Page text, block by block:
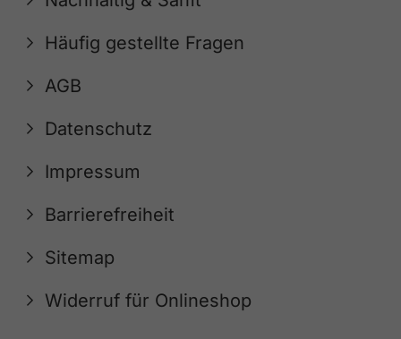
Häufig gestellte Fragen
AGB
Datenschutz
Impressum
Barrierefreiheit
Sitemap
Widerruf für Onlineshop